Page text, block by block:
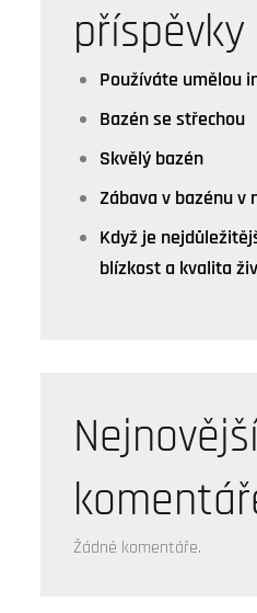
příspěvky
Používáte umělou
Bazén se střechou
Skvělý bazén
Zábava v bazénu v
Když je
blízkost a kvalita
Žádné komentáře.